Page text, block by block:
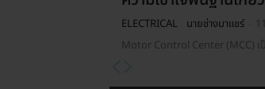
ELECTRICAL นายช่างมาแชร์
Motor Control Center (MCC) เ